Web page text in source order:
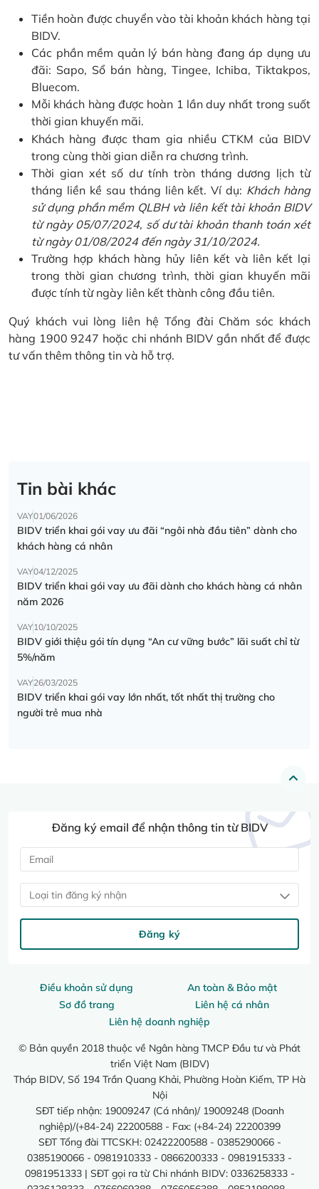
Tiền hoàn được chuyển vào tài khoản khách hàng tại
BIDV.
Các phần mềm quản lý bán hàng đang áp dụng ưu
đãi: Sapo, Sổ bán hàng, Tingee, Ichiba, Tiktakpos,
Bluecom.
Mỗi khách hàng được hoàn 1 lần duy nhất trong suốt
thời gian khuyến mãi.
Khách hàng được tham gia nhiều CTKM của BIDV
trong cùng thời gian diễn ra chương trình.
Thời gian xét số dư tính tròn tháng dương lịch từ
tháng liền kề sau tháng liên kết. Ví dụ: Khách hàng
sử dụng phần mềm QLBH và liên kết tài khoản BIDV
từ ngày 05/07/2024, số dư tài khoản thanh toán xét
từ ngày 01/08/2024 đến ngày 31/10/2024.
Trường hợp khách hàng hủy liên kết và liên kết lại
trong thời gian chương trình, thời gian khuyến mãi
được tính từ ngày liên kết thành công đầu tiên.
Quý khách vui lòng liên hệ Tổng đài Chăm sóc khách
hàng 1900 9247 hoặc chi nhánh BIDV gần nhất để được
tư vấn thêm thông tin và hỗ trợ.
Tin bài khác
VAY01/06/2026
BIDV triển khai gói vay ưu đãi “ngôi nhà đầu tiên” dành cho
khách hàng cá nhân
VAY04/12/2025
BIDV triển khai gói vay ưu đãi dành cho khách hàng cá nhân
năm 2026
VAY10/10/2025
BIDV giới thiệu gói tín dụng “An cư vững bước” lãi suất chỉ từ
5%/năm
VAY26/03/2025
BIDV triển khai gói vay lớn nhất, tốt nhất thị trường cho
người trẻ mua nhà
Điều khoản sử dụng
An toàn & Bảo mật
Sơ đồ trang
Liên hệ cá nhân
Liên hệ doanh nghiệp
© Bản quyền 2018 thuộc về Ngân hàng TMCP Đầu tư và Phát
triển Việt Nam (BIDV)
Tháp BIDV, Số 194 Trần Quang Khải, Phường Hoàn Kiếm, TP Hà
Nội
SĐT tiếp nhận: 19009247 (Cá nhân)/ 19009248 (Doanh
nghiệp)/(+84-24) 22200588 - Fax: (+84-24) 22200399
SĐT Tổng đài TTCSKH: 02422200588 - 0385290066 -
0385190066 - 0981910333 - 0866200333 - 0981915333 -
0981951333 | SĐT gọi ra từ Chi nhánh BIDV: 0336258333 -
Đăng ký email để nhận thông tin từ BIDV
Loại tin đăng ký nhận
Đăng ký